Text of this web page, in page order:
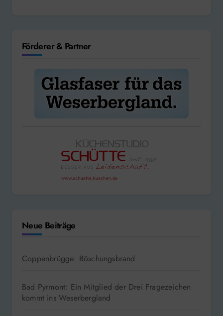
Förderer & Partner
Neue Beiträge
Coppenbrügge: Böschungsbrand
Bad Pyrmont: Ein Mitglied der Drei Fragezeichen
kommt ins Weserbergland